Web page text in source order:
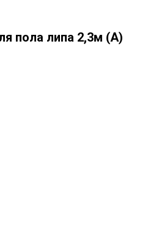
пола липа 2,3м (А)